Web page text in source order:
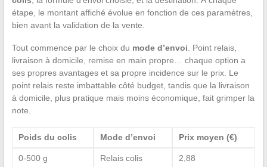
étape, le montant affiché évolue en fonction de ces paramètres,
bien avant la validation de la vente.
Tout commence par le choix du mode d’envoi . Point relais,
livraison à domicile, remise en main propre… chaque option a
ses propres avantages et sa propre incidence sur le prix. Le
point relais reste imbattable côté budget, tandis que la livraison
à domicile, plus pratique mais moins économique, fait grimper la
note.
Poids du colis Mode d’envoi Prix moyen (€)
0-500 g Relais colis 2,88